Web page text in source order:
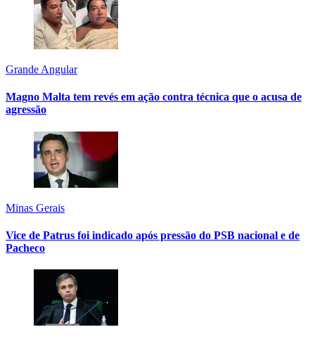
Grande Angular
Magno Malta tem revés em ação contra técnica que o acusa de
agressão
Minas Gerais
Vice de Patrus foi indicado após pressão do PSB nacional e de
Pacheco